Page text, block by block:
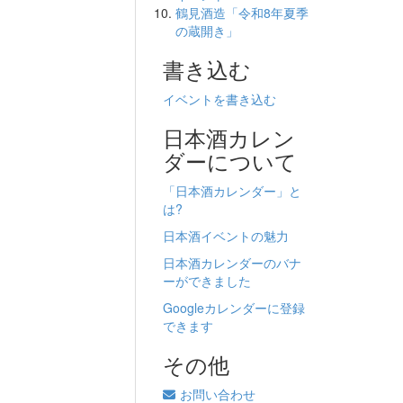
鶴見酒造「令和8年夏季
の蔵開き」
書き込む
イベントを書き込む
日本酒カレン
ダーについて
「日本酒カレンダー」と
は?
日本酒イベントの魅力
日本酒カレンダーのバナ
ーができました
Googleカレンダーに登録
できます
その他
お問い合わせ